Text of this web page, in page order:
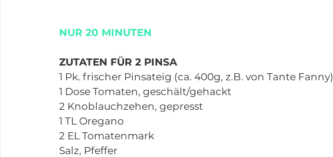
NUR 20 MINUTEN
ZUTATEN FÜR 2 PINSA
1 Pk. frischer Pinsateig (ca. 400g, z.B. von Tante Fanny)
1 Dose Tomaten, geschält/gehackt
2 Knoblauchzehen, gepresst
1 TL Oregano
2 EL Tomatenmark
Salz, Pfeffer